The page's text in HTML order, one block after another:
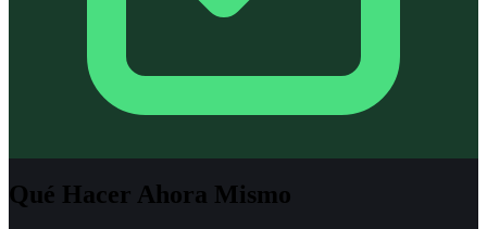
Qué Hacer Ahora Mismo